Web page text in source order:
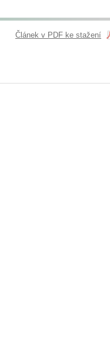
Článek v PDF ke stažení